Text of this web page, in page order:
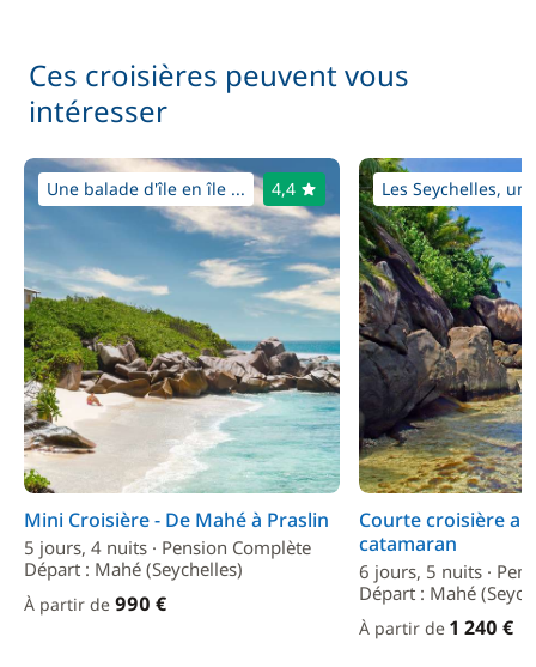
Ces croisières peuvent vous
intéresser
Une balade d'île en île ... 4,4
Mini Croisière - De Mahé à Praslin
5 jours, 4 nuits · Pension Complète
Départ : Mahé (Seychelles)
À partir de 990 €
Les Seychelles,
Courte croisière
catamaran
6 jours, 5 nuits ·
Départ : Mahé
À partir de 1 240 €